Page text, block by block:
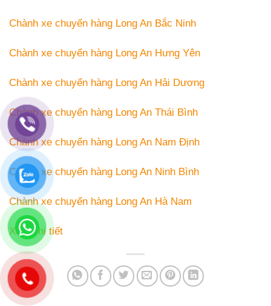
Chành xe chuyển hàng Long An Bắc Ninh
Chành xe chuyển hàng Long An Hưng Yên
Chành xe chuyển hàng Long An Hải Dương
Chành xe chuyển hàng Long An Thái Bình
Chành xe chuyển hàng Long An Nam Định
Chành xe chuyển hàng Long An Ninh Bình
Chành xe chuyển hàng Long An Hà Nam
Xem chi tiết